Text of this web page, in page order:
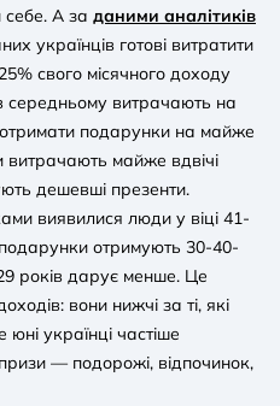
А за даними аналітиків
українців готові витратити
свого місячного доходу
середньому витрачають на
подарунки на майже
витрачають майже вдвічі
дешевші презенти.
виявилися люди у віці 41-
отримують 30-40-
років дарує менше. Це
вони нижчі за ті, які
юні українці частіше
— подорожі, відпочинок,